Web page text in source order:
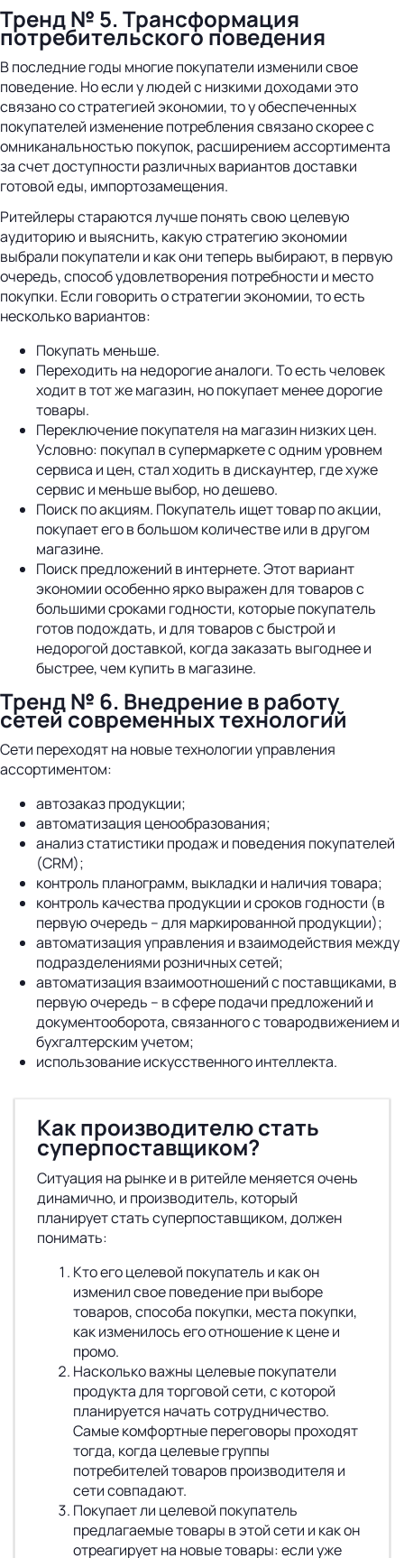
Тренд № 5. Трансформация
потребительского поведения
В последние годы многие покупатели изменили свое
поведение. Но если у людей с низкими доходами это
связано со стратегией экономии, то у обеспеченных
покупателей изменение потребления связано скорее с
омниканальностью покупок, расширением ассортимента
за счет доступности различных вариантов доставки
готовой еды, импортозамещения.
Ритейлеры стараются лучше понять свою целевую
аудиторию и выяснить, какую стратегию экономии
выбрали покупатели и как они теперь выбирают, в первую
очередь, способ удовлетворения потребности и место
покупки. Если говорить о стратегии экономии, то есть
несколько вариантов:
Покупать меньше.
Переходить на недорогие аналоги. То есть человек
ходит в тот же магазин, но покупает менее дорогие
товары.
Переключение покупателя на магазин низких цен.
Условно: покупал в супермаркете с одним уровнем
сервиса и цен, стал ходить в дискаунтер, где хуже
сервис и меньше выбор, но дешево.
Поиск по акциям. Покупатель ищет товар по акции,
покупает его в большом количестве или в другом
магазине.
Поиск предложений в интернете. Этот вариант
экономии особенно ярко выражен для товаров с
большими сроками годности, которые покупатель
готов подождать, и для товаров с быстрой и
недорогой доставкой, когда заказать выгоднее и
быстрее, чем купить в магазине.
Тренд № 6. Внедрение в работу
сетей современных технологий
Сети переходят на новые технологии управления
ассортиментом:
автозаказ продукции;
автоматизация ценообразования;
анализ статистики продаж и поведения покупателей
(CRM);
контроль планограмм, выкладки и наличия товара;
контроль качества продукции и сроков годности (в
первую очередь – для маркированной продукции);
автоматизация управления и взаимодействия между
подразделениями розничных сетей;
автоматизация взаимоотношений с поставщиками, в
первую очередь – в сфере подачи предложений и
документооборота, связанного с товародвижением и
бухгалтерским учетом;
использование искусственного интеллекта.
Как производителю стать
суперпоставщиком?
Ситуация на рынке и в ритейле меняется очень
динамично, и производитель, который
планирует стать суперпоставщиком, должен
понимать:
Кто его целевой покупатель и как он
изменил свое поведение при выборе
товаров, способа покупки, места покупки,
как изменилось его отношение к цене и
промо.
Насколько важны целевые покупатели
продукта для торговой сети, с которой
планируется начать сотрудничество.
Самые комфортные переговоры проходят
тогда, когда целевые группы
потребителей товаров производителя и
сети совпадают.
Покупает ли целевой покупатель
предлагаемые товары в этой сети и как он
отреагирует на новые товары: если уже